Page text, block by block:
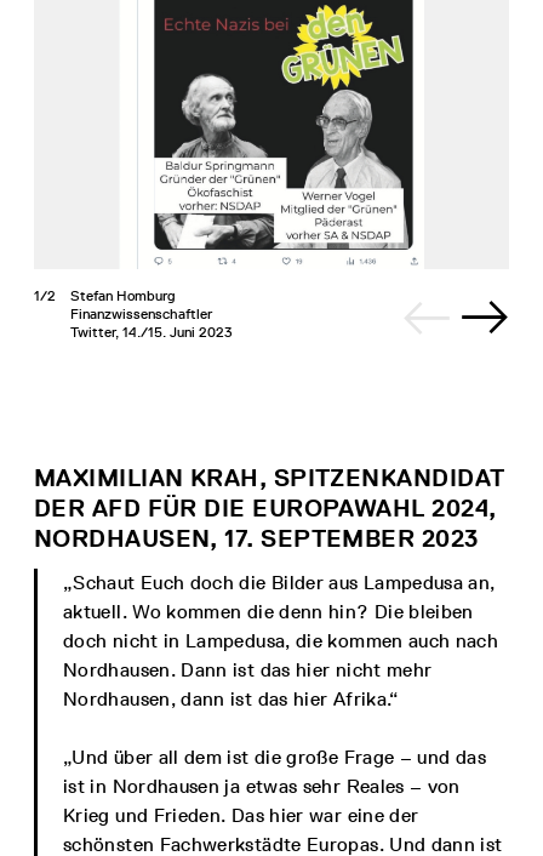
1/2
Stefan Homburg
Finanzwissenschaftler
Twitter, 14./15. Juni 2023
MAXIMILIAN KRAH, SPITZENKANDIDAT
DER AFD FÜR DIE EUROPAWAHL 2024,
NORDHAUSEN, 17. SEPTEMBER 2023
„Schaut Euch doch die Bilder aus Lampedusa an,
aktuell. Wo kommen die denn hin? Die bleiben
doch nicht in Lampedusa, die kommen auch nach
Nordhausen. Dann ist das hier nicht mehr
Nordhausen, dann ist das hier Afrika.“
„Und über all dem ist die große Frage – und das
ist in Nordhausen ja etwas sehr Reales – von
Krieg und Frieden. Das hier war eine der
schönsten Fachwerkstädte Europas. Und dann ist